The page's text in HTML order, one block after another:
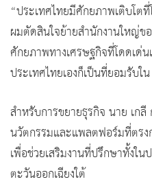
“ประเทศไทยมีศักยภาพเติบโต
ผมตัดสินใจย้ายสำนักงานใหญ่ข
ศักยภาพทางเศรษฐกิจที่โดดเด่
ประเทศไทยเองก็เป็นที่ยอมรับใ
สำหรับการขยายธุรกิจ นาย เก
นวัตกรรมและแพลตฟอร์มที่ตร
เพื่อช่วยเสริมงานที่ปรึกษาทั้งใน
ตะวันออกเฉียงใต้